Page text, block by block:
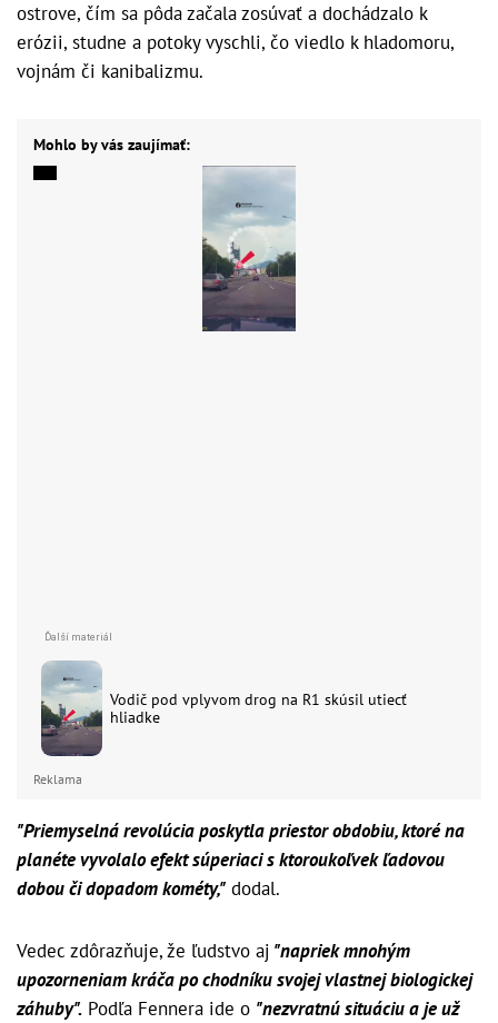
ostrove, čím sa pôda začala zosúvať a dochádzalo k
erózii, studne a potoky vyschli, čo viedlo k hladomoru,
vojnám či kanibalizmu.
Mohlo by vás zaujímať:
Vodič pod vplyvom drog na R1 skúsil utiecť
hliadke
Reklama
"Priemyselná revolúcia poskytla priestor obdobiu, ktoré na
planéte vyvolalo efekt súperiaci s ktoroukoľvek ľadovou
dobou či dopadom kométy," dodal.
Vedec zdôrazňuje, že ľudstvo aj "napriek mnohým
upozorneniam kráča po chodníku svojej vlastnej biologickej
záhuby". Podľa Fennera ide o "nezvratnú situáciu a je už